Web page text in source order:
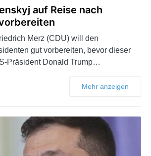
auf Reise nach
Merz (CDU) will den
gut vorbereiten, bevor dieser
Präsident Donald Trump…
Mehr anzeigen